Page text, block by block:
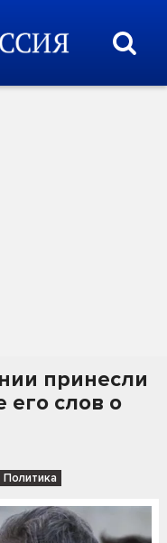
принесли
его слов о
Политика